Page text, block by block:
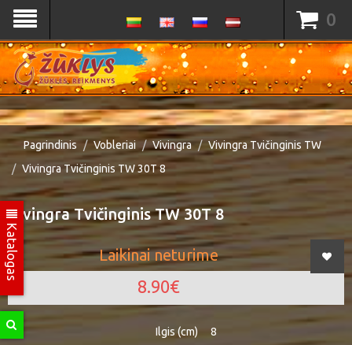
Katalogas
0
Pagrindinis Vobleriai Vivingra
Vivingra Tvičinginis TW
Vivingra Tvičinginis TW 30T 8
Vivingra Tvičinginis TW 30T 8
Laikinai neturime
8.90€
Ilgis (cm)
8